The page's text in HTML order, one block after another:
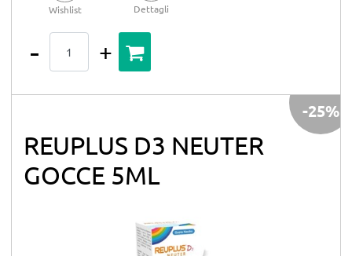
Wishlist Dettagli
REUPLUS D3 NEUTER
GOCCE 5ML
-25%